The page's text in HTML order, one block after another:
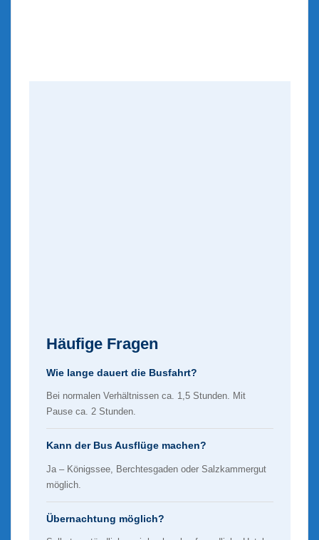
Häufige Fragen
Wie lange dauert die Busfahrt?
Bei normalen Verhältnissen ca. 1,5 Stunden. Mit
Pause ca. 2 Stunden.
Kann der Bus Ausflüge machen?
Ja – Königssee, Berchtesgaden oder Salzkammergut
möglich.
Übernachtung möglich?